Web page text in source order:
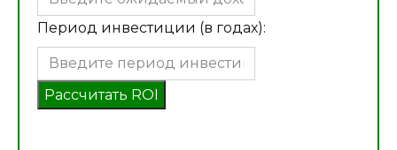
Период инвестиции (в годах):
Рассчитать ROI